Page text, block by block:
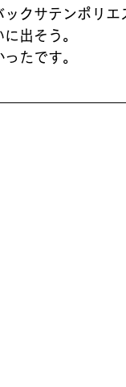
クサテンポリエ
出そう。
たです。